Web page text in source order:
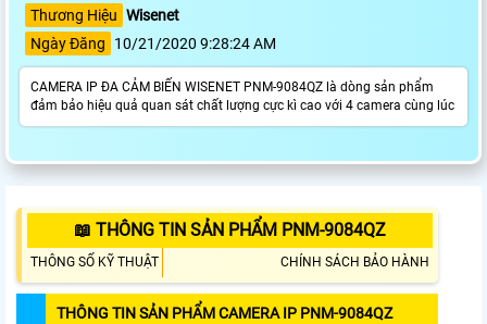
Thương Hiệu Wisenet
Ngày Đăng
10/21/2020 9:28:24 AM
CAMERA IP ĐA CẢM BIẾN WISENET PNM-9084QZ là dòng sản phẩm
đảm bảo hiệu quả quan sát chất lượng cực kì cao với 4 camera cùng lúc
📖 THÔNG TIN SẢN PHẨM PNM-9084QZ
THÔNG SỐ KỸ THUẬT CHÍNH SÁCH BẢO HÀNH
THÔNG TIN SẢN PHẨM CAMERA IP PNM-9084QZ